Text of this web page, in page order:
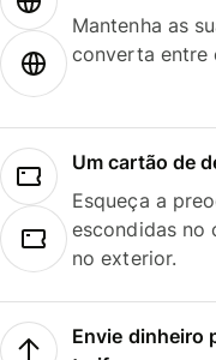
Mantenha as
converta entre
Um cartão de
Esqueça a
escondidas no
no exterior.
Envie dinheiro